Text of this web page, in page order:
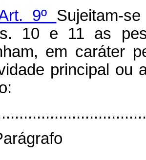
9º Sujeitam-
10 e 11 as
em caráter
principal ou